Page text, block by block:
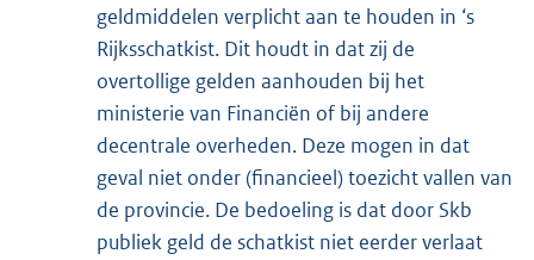
geldmiddelen verplicht aan te houden in ‘s
Rijksschatkist. Dit houdt in dat zij de
overtollige gelden aanhouden bij het
ministerie van Financiën of bij andere
decentrale overheden. Deze mogen in dat
geval niet onder (financieel) toezicht vallen van
de provincie. De bedoeling is dat door Skb
publiek geld de schatkist niet eerder verlaat